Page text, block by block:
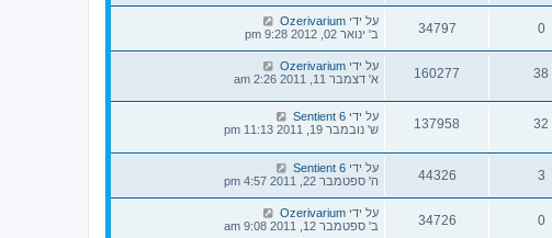
0
34797 על ידי Ozerivarium
ב' ינואר 02, 2012 9:28 pm
38
160277 על ידי Ozerivarium
א' דצמבר 11, 2011 2:26 am
32
137958 על ידי Sentient 6
ש' נובמבר 19, 2011 11:13 pm
3
44326 על ידי Sentient 6
ה' ספטמבר 22, 2011 4:57 pm
0
34726 על ידי Ozerivarium
ב' ספטמבר 12, 2011 9:08 am